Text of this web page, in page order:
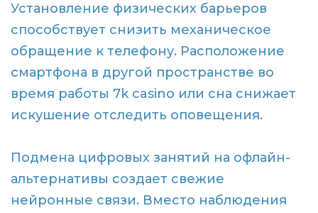
Установление физических барьеров
способствует снизить механическое
обращение к телефону. Расположение
смартфона в другой пространстве во
время работы 7k casino или сна снижает
искушение отследить оповещения.
Подмена цифровых занятий на офлайн-
альтернативы создает свежие
нейронные связи. Вместо наблюдения